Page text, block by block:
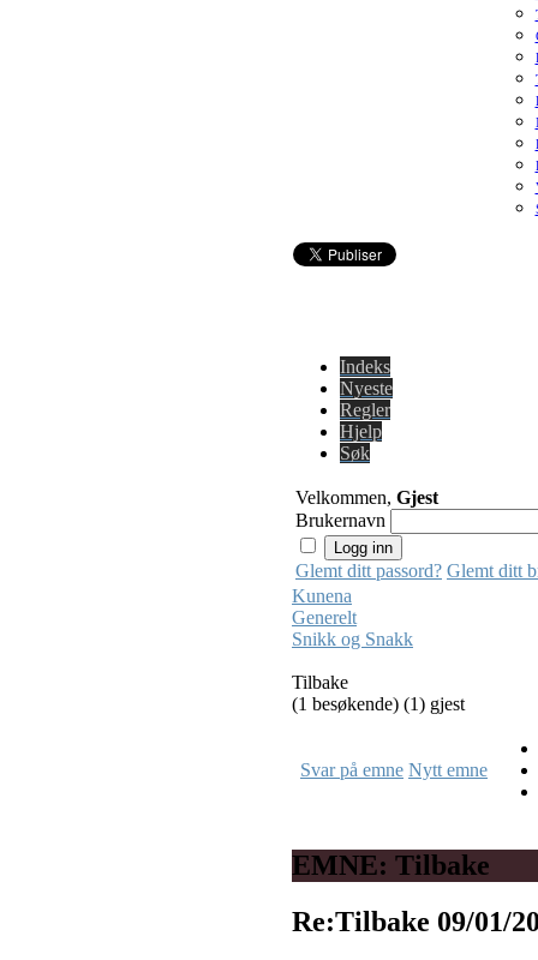
Indeks
Nyeste
Regler
Hjelp
Søk
Velkommen, Gjest
Brukernavn
Glemt ditt passord? Glemt ditt
Kunena
Generelt
Snikk og Snakk
Tilbake
(1 besøkende) (1) gjest
Svar på emne Nytt emne
EMNE: Tilbake
Re:Tilbake 09/01/